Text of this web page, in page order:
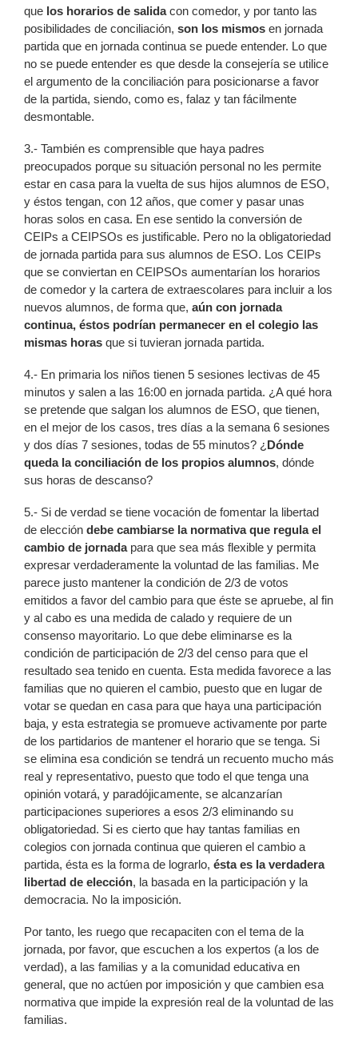
que los horarios de salidacon comedor, y por tanto las
posibilidades de conciliación, son los mismos en jornada
partida que en jornada continua se puede entender. Lo que
no se puede entender es que desde la consejería se utilice
el argumento de la conciliación para posicionarse a favor
de la partida, siendo, como es, falaz y tan fácilmente
desmontable.
3.- También es comprensible que haya padres
preocupados porque su situación personal no les permite
estar en casa para la vuelta de sus hijos alumnos de ESO,
y éstos tengan, con 12 años, que comer y pasar unas
horas solos en casa. En ese sentido la conversión de
CEIPs a CEIPSOs es justificable. Pero no la obligatoriedad
de jornada partida para sus alumnos de ESO. Los CEIPs
que se conviertan en CEIPSOs aumentarían los horarios
de comedor y la cartera de extraescolares para incluir a los
nuevos alumnos, de forma que, aún con jornada
continua, éstos podrían permanecer en el colegio las
mismas horas que si tuvieran jornada partida.
4.- En primaria los niños tienen 5 sesiones lectivas de 45
minutos y salen a las 16:00 en jornada partida. ¿A qué hora
se pretende que salgan los alumnos de ESO, que tienen,
en el mejor de los casos, tres días a la semana 6 sesiones
y dos días 7 sesiones, todas de 55 minutos? ¿ Dónde
queda la conciliación de los propios alumnos, dónde
sus horas de descanso?
5.- Si de verdad se tiene vocación de fomentar la libertad
de elección debe cambiarse la normativa que regula el
cambio de jornadapara que sea más flexible y permita
expresar verdaderamente la voluntad de las familias. Me
parece justo mantener la condición de 2/3 de votos
emitidos a favor del cambio para que éste se apruebe, al fin
y al cabo es una medida de calado y requiere de un
consenso mayoritario. Lo que debe eliminarse es la
condición de participación de 2/3 del censo para que el
resultado sea tenido en cuenta. Esta medida favorece a las
familias que no quieren el cambio, puesto que en lugar de
votar se quedan en casa para que haya una participación
baja, y esta estrategia se promueve activamente por parte
de los partidarios de mantener el horario que se tenga. Si
se elimina esa condición se tendrá un recuento mucho más
real y representativo, puesto que todo el que tenga una
opinión votará, y paradójicamente, se alcanzarían
participaciones superiores a esos 2/3 eliminando su
obligatoriedad. Si es cierto que hay tantas familias en
colegios con jornada continua que quieren el cambio a
partida, ésta es la forma de lograrlo, ésta es la verdadera
libertad de elección, la basada en la participación y la
democracia. No la imposición.
Por tanto, les ruego que recapaciten con el tema de la
jornada, por favor, que escuchen a los expertos (a los de
verdad), a las familias y a la comunidad educativa en
general, que no actúen por imposición y que cambien esa
normativa que impide la expresión real de la voluntad de las
familias.